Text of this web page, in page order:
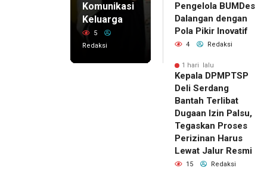
Komunikasi
Keluarga
5
Redaksi
Pengelola BUMDes
Dalangan dengan
Pola Pikir Inovatif
4 Redaksi
1 hari lalu
Kepala DPMPTSP
Deli Serdang
Bantah Terlibat
Dugaan Izin Palsu,
Tegaskan Proses
Perizinan Harus
Lewat Jalur Resmi
15 Redaksi